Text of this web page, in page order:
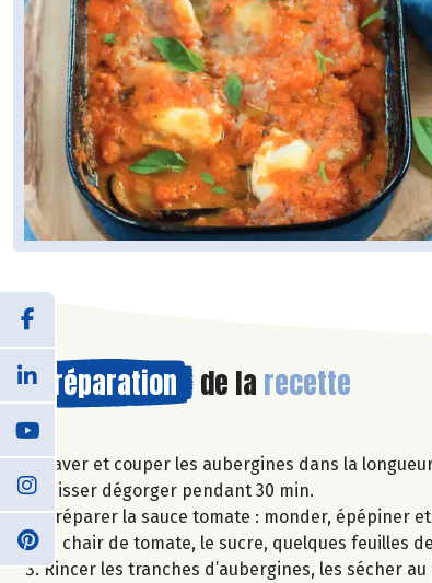
Préparation de la recette
Laver et couper les aubergines dans la
laisser dégorger pendant 30 min.
Préparer la sauce tomate : monder, épépiner
la chair de tomate, le sucre, quelques feuilles
Rincer les tranches d’aubergines, les sécher